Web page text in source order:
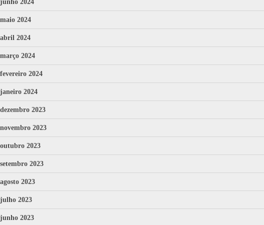
junho 2024
maio 2024
abril 2024
março 2024
fevereiro 2024
janeiro 2024
dezembro 2023
novembro 2023
outubro 2023
setembro 2023
agosto 2023
julho 2023
junho 2023